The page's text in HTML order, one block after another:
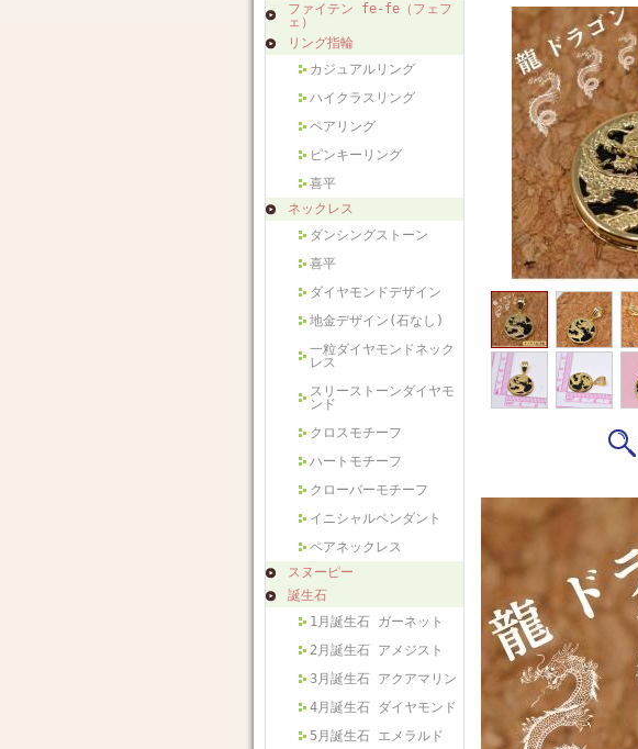
ファイテン fe-fe（フェフ
ェ）
リング指輪
カジュアルリング
ハイクラスリング
ペアリング
ピンキーリング
喜平
ネックレス
ダンシングストーン
喜平
ダイヤモンドデザイン
地金デザイン(石なし)
一粒ダイヤモンドネック
レス
スリーストーンダイヤモ
ンド
クロスモチーフ
ハートモチーフ
クローバーモチーフ
イニシャルペンダント
ペアネックレス
スヌーピー
誕生石
1月誕生石 ガーネット
2月誕生石 アメジスト
3月誕生石 アクアマリン
4月誕生石 ダイヤモンド
5月誕生石 エメラルド